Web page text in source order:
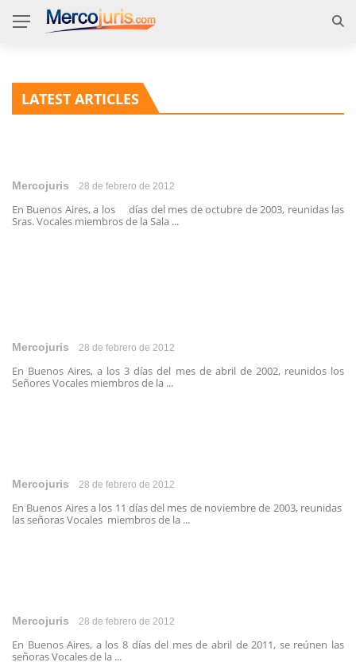
LATEST ARTICLES
Mercojuris 28 de febrero de 2012
En Buenos Aires, a los días del mes de octubre de 2003, reunidas las
Sras. Vocales miembros de la Sala ...
Mercojuris 28 de febrero de 2012
En Buenos Aires, a los 3 días del mes de abril de 2002, reunidos los
Señores Vocales miembros de la ...
Mercojuris 28 de febrero de 2012
En Buenos Aires a los 11 días del mes de noviembre de 2003, reunidas
las señoras Vocales miembros de la ...
Mercojuris 28 de febrero de 2012
En Buenos Aires, a los 8 días del mes de abril de 2011, se reúnen las
señoras Vocales de la ...